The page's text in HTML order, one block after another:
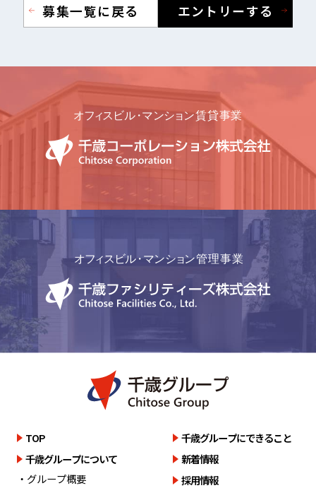
募集一覧に戻る エントリーする
詳しく見る
詳しく見る
TOP
千歳グループにできること
千歳グループについて
・グループ概要
新着情報
採用情報